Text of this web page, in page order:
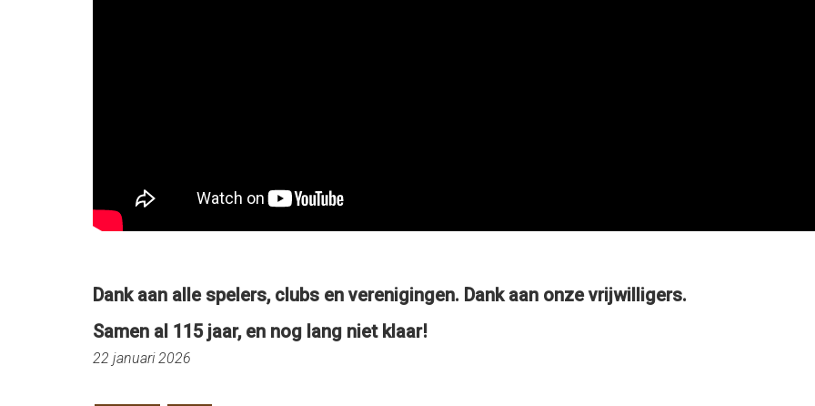
Dank aan alle spelers, clubs en verenigingen. Dank aan onze vrijwilligers.
Samen al 115 jaar, en nog lang niet klaar!
22 januari 2026